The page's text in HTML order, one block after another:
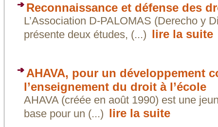
Reconnaissance et défense des
L’Association D-PALOMAS (Derecho y
présente deux études, (...) lire la suite
AHAVA, pour un développement
l’enseignement du droit à l’école
AHAVA (créée en août 1990) est une
base pour un (...) lire la suite